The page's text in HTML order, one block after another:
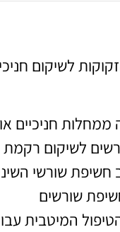
לשיקום
חניכיים או
לשיקום רקמת
חשיפת שורשי
שורשים
המיטבית